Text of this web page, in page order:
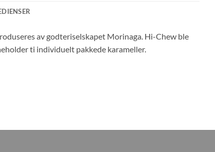
av godteriselskapet Morinaga. Hi-Chew ble
ti individuelt pakkede karameller.